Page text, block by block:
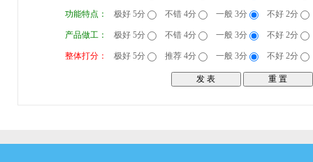
功能特点： 极好 5分 不错 4分 一般 3分 不好 2分
产品做工： 极好 5分 不错 4分 一般 3分 不好 2分
整体打分： 极好 5分 推荐 4分 一般 3分 不好 2分